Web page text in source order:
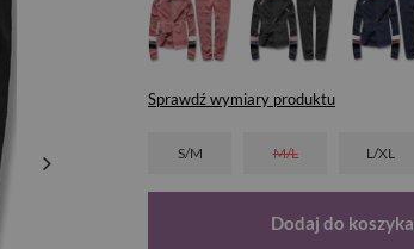
Sprawdź wymiary produktu
S/M M/L L/XL
Dodaj do koszyka